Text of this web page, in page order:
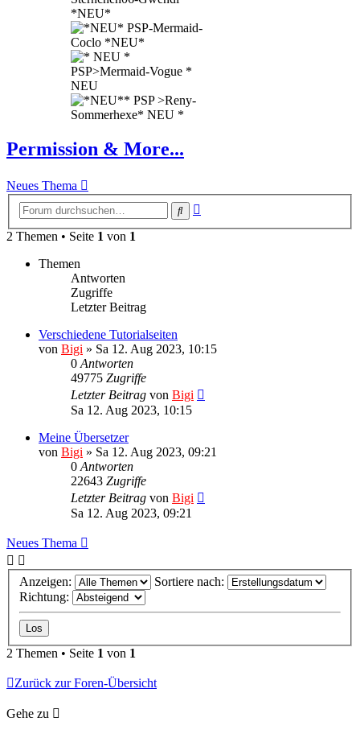
Permission & More...
Neues Thema
Suche
2 Themen • Seite 1 von 1
Themen
Antworten
Zugriffe
Letzter Beitrag
Verschiedene Tutorialseiten
von Bigi » Sa 12. Aug 2023, 10:15
0 Antworten
49775 Zugriffe
Letzter Beitrag von Bigi
Sa 12. Aug 2023, 10:15
Meine Übersetzer
von Bigi » Sa 12. Aug 2023, 09:21
0 Antworten
22643 Zugriffe
Letzter Beitrag von Bigi
Sa 12. Aug 2023, 09:21
Neues Thema
Anzeigen:
Sortiere nach:
Richtung:
2 Themen • Seite 1 von 1
Zurück zur Foren-Übersicht
Gehe zu